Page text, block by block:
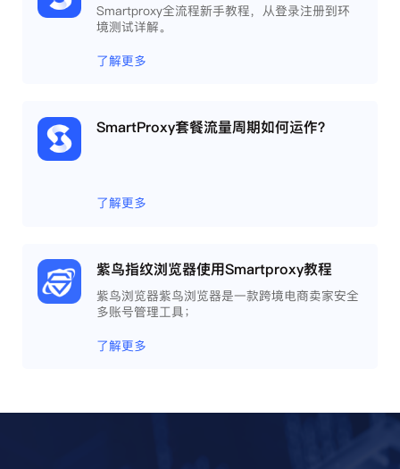
Smartproxy全流程新手教程，从登录注册到环
境测试详解。
了解更多
SmartProxy套餐流量周期如何运作？
了解更多
紫鸟指纹浏览器使用Smartproxy教程
紫鸟浏览器紫鸟浏览器是一款跨境电商卖家安全
多账号管理工具；
了解更多